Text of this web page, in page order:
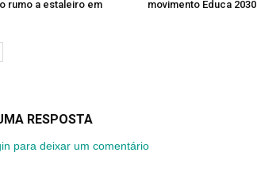
rumo a estaleiro em
movimento Educa 2030
RESPOSTA
para deixar um comentário